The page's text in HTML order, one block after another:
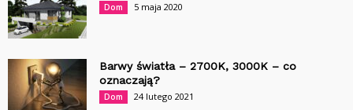
Dom 5 maja 2020
Barwy światła – 2700K, 3000K – co
oznaczają?
Dom 24 lutego 2021